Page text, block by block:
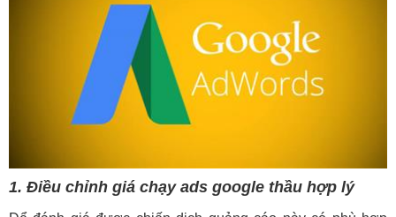
1. Điều chỉnh giá chạy ads google thầu hợp lý